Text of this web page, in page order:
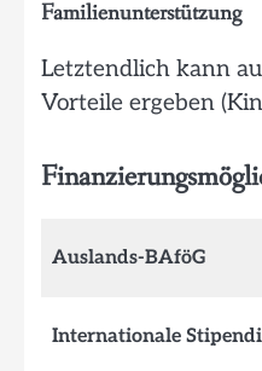
Familienunterstützung
Letztendlich kann
Vorteile ergeben
Auslands-BAföG
Internationale